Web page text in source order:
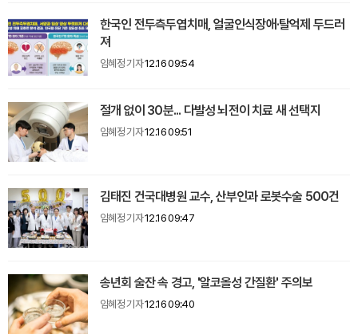
한국인 전두측두엽치매, 얼굴인식장애·탈억제 두드러
져
임혜정 기자12.16 09:54
절개 없이 30분... 다발성 뇌전이 치료 새 선택지
임혜정 기자12.16 09:51
김태진 건국대병원 교수, 산부인과 로봇수술 500건
임혜정 기자12.16 09:47
송년회 술잔 속 경고, '알코올성 간질환' 주의보
임혜정 기자12.16 09:40